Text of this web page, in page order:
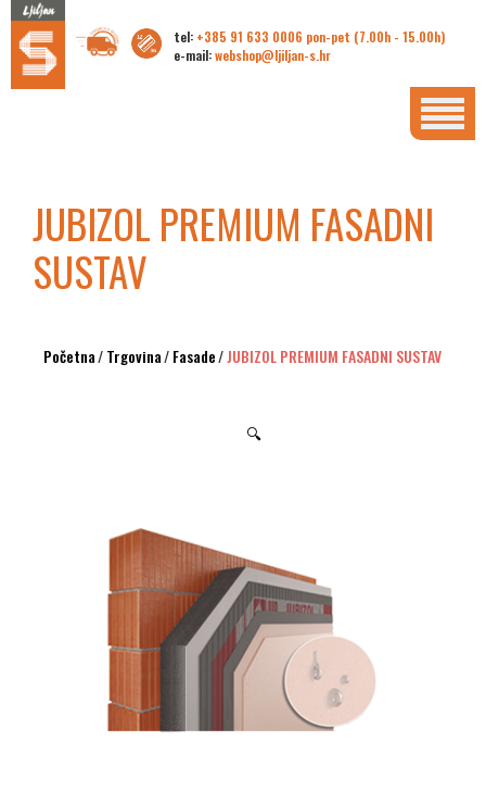
tel: +385 91 633 0006 pon-pet (7.00h - 15.00h)
e-mail:webshop@ljiljan-s.hr
JUBIZOL PREMIUM FASADNI
SUSTAV
Početna/Trgovina/Fasade/JUBIZOL PREMIUM FASADNI SUSTAV
🔍